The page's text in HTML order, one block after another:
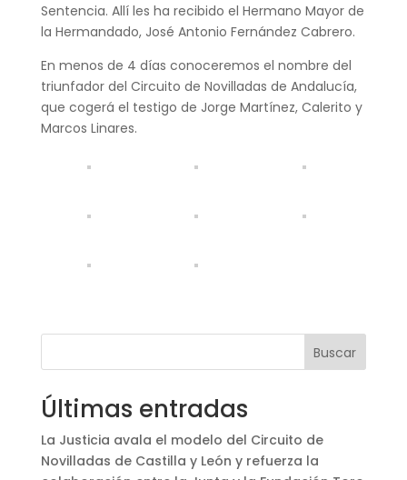
Sentencia. Allí les ha recibido el Hermano Mayor de
la Hermandado, José Antonio Fernández Cabrero.
En menos de 4 días conoceremos el nombre del
triunfador del Circuito de Novilladas de Andalucía,
que cogerá el testigo de Jorge Martínez, Calerito y
Marcos Linares.
Buscar
Últimas entradas
La Justicia avala el modelo del Circuito de
Novilladas de Castilla y León y refuerza la